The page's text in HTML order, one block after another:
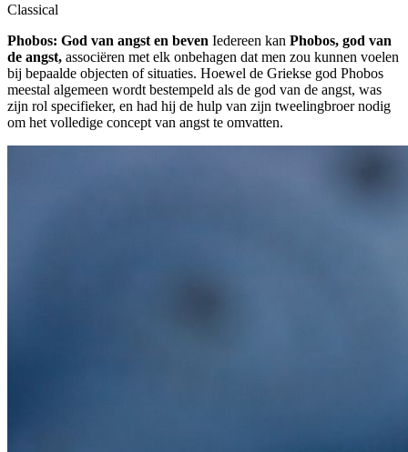
Classical
Phobos: God van angst en beven Iedereen kan Phobos, god van
de angst, associëren met elk onbehagen dat men zou kunnen voelen
bij bepaalde objecten of situaties. Hoewel de Griekse god Phobos
meestal algemeen wordt bestempeld als de god van de angst, was
zijn rol specifieker, en had hij de hulp van zijn tweelingbroer nodig
om het volledige concept van angst te omvatten.